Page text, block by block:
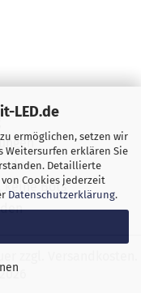
LED.de
ermöglichen, setzen wir
Weitersurfen erklären Sie
Detaillierte
Cookies jederzeit
Datenschutzerklärung.
keine Bots